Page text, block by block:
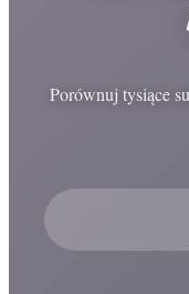
Porównuj tysiące